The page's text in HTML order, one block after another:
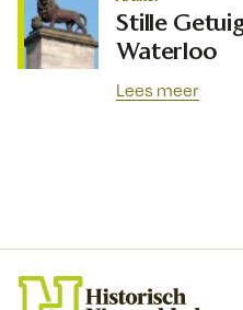
Stille
Waterloo
Lees meer